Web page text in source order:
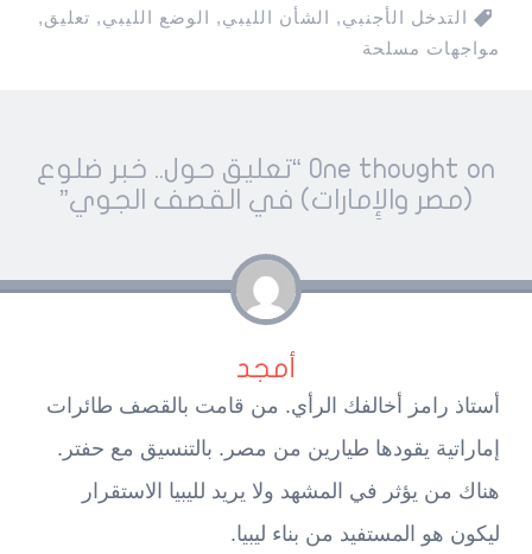
التدخل الأجنبي, الشأن الليبي, الوضع الليبي, تعليق,
مواجهات مسلحة
Post
navigation
One thought on “
تعليق حول.. خبر ضلوع
(مصر والإِمارات) في القصف الجوي”
أمجد
أستاذ رامز أخالفك الرأي. من قامت بالقصف طائرات
إماراتية يقودها طيارين من مصر. بالتنسيق مع حفتر.
هناك من يؤثر في المشهد ولا يريد لليبيا الاستقرار
ليكون هو المستفيد من بناء ليبيا.